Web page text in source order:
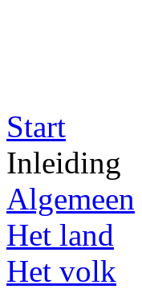
Start
Inleiding
Algemeen
Het land
Het volk